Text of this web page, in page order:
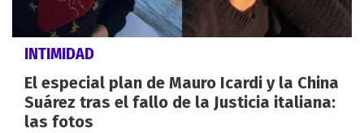
INTIMIDAD
El especial plan de Mauro Icardi y la China
Suárez tras el fallo de la Justicia italiana:
las fotos